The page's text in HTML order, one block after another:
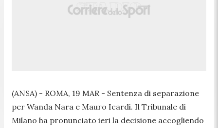
(ANSA) - ROMA, 19 MAR - Sentenza di separazione
per Wanda Nara e Mauro Icardi. Il Tribunale di
Milano ha pronunciato ieri la decisione accogliendo